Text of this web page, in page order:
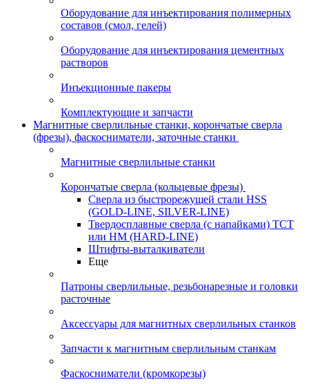
Оборудование для инъектирования полимерных
составов (смол, гелей)
Оборудование для инъектирования цементных
растворов
Инъекционные пакеры
Комплектующие и запчасти
Магнитные сверлильные станки, корончатые сверла
(фрезы), фаскосниматели, заточные станки
Магнитные сверлильные станки
Корончатые сверла (кольцевые фрезы)
Сверла из быстрорежущей стали HSS
(GOLD-LINE, SILVER-LINE)
Твердосплавные сверла (с напайками) ТСТ
или HM (HARD-LINE)
Штифты-выталкиватели
Еще
Патроны сверлильные, резьбонарезные и головки
расточные
Аксессуары для магнитных сверлильных станков
Запчасти к магнитным сверлильным станкам
Фаскосниматели (кромкорезы)